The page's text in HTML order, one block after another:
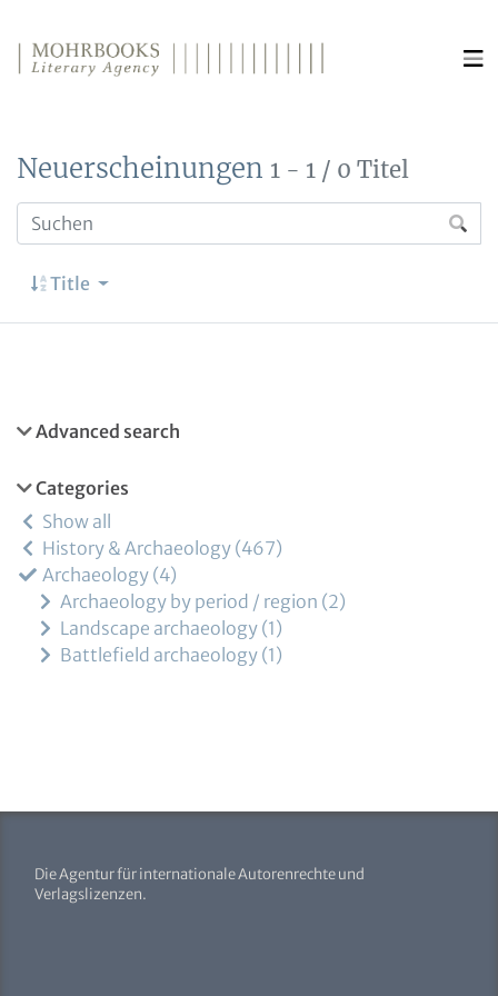
Neuerscheinungen 1 - 1 / 0 Titel
Title
Advanced search
Categories
Show all
History & Archaeology 467
Archaeology 4
Archaeology by period / region 2
Landscape archaeology 1
Battlefield archaeology 1
Die Agentur für internationale Autorenrechte und
Verlagslizenzen.